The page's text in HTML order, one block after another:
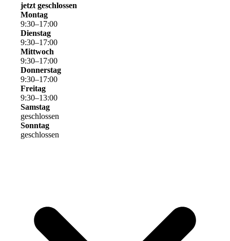
jetzt geschlossen
Montag
9:30–17:00
Dienstag
9:30–17:00
Mittwoch
9:30–17:00
Donnerstag
9:30–17:00
Freitag
9:30–13:00
Samstag
geschlossen
Sonntag
geschlossen